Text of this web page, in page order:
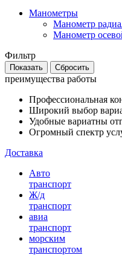
Манометры
Манометр
Манометр
Фильтр
преимущества работы
Профессиональная
Широкий выбор
Удобные вариатны
Огромный спектр
Доставка
Авто
транспорт
Ж/д
транспорт
авиа
транспорт
морским
транспортом